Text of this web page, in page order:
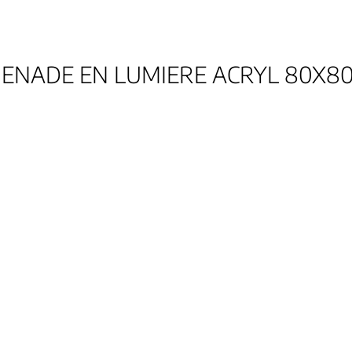
EN LUMIERE ACRYL